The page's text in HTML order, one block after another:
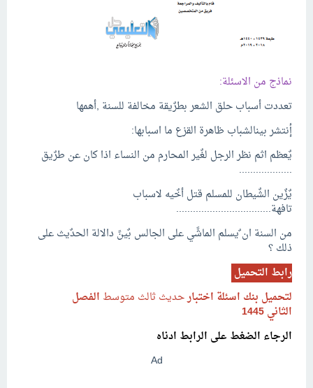
نماذج من الاسئلة:
تعددت أسباب حلق الشعر بطرٌيقة مخالفة للسنة ,أهمها
إٔنتشر بينالشباب ظاهرة القزع ما اسبابها:
يٌعظم اثم نظر الرجل لغٌير المحارم من النساء اذا كان عن طرٌيق
...................
يٌزٌين الشٌيطان للمسلم قتل أخٌيه لاسباب
تافهة..................................
من السنة ان ٌيسلم الماشًي على الجالس بٌينً دالالة الحدٌيث على
ذلك ؟
رابط التحميل
لتحميل بنك اسئلة اختبارحديثثالث متوسطالفصل
الثاني 1445
الرجاء الضغط على الرابط ادناه
Ad